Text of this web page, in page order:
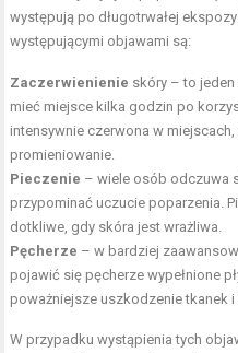
występują po długotrwałej
występującymi objawami są:
Zaczerwienienie skóry – to
mieć miejsce kilka godzin po
intensywnie czerwona w
promieniowanie.
Pieczenie – wiele osób odczuwa
przypominać uczucie poparzenia.
dotkliwe, gdy skóra jest wrażliwa.
Pęcherze – w bardziej
pojawić się pęcherze wypełnione
poważniejsze uszkodzenie tkanek
W przypadku wystąpienia tych